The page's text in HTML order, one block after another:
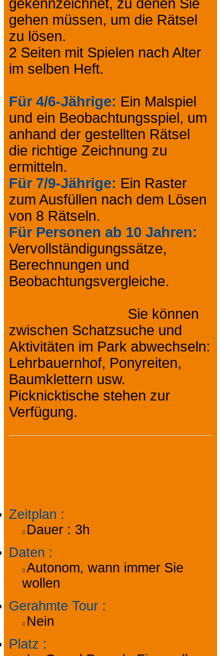
gekennzeichnet, zu denen Sie
gehen müssen, um die Rätsel
zu lösen.
2 Seiten mit Spielen nach Alter
im selben Heft.
Für 4/6-Jährige: Ein Malspiel
und ein Beobachtungsspiel, um
anhand der gestellten Rätsel
die richtige Zeichnung zu
ermitteln.
Für 7/9-Jährige: Ein Raster
zum Ausfüllen nach dem Lösen
von 8 Rätseln.
Für Personen ab 10 Jahren:
Vervollständigungssätze,
Berechnungen und
Beobachtungsvergleiche.
Sie können
zwischen Schatzsuche und
Aktivitäten im Park abwechseln:
Lehrbauernhof, Ponyreiten,
Baumklettern usw.
Picknicktische stehen zur
Verfügung.
Zeitplan :
Dauer : 3h
Daten :
Autonom, wann immer Sie
wollen
Gerahmte Tour :
Nein
Platz :